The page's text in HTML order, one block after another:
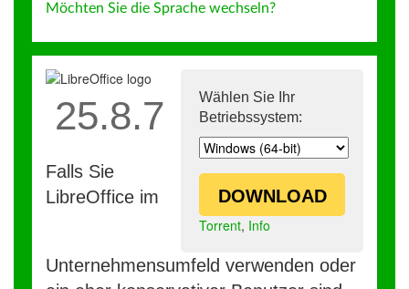
Möchten Sie die Sprache wechseln?
Wählen Sie Ihr
Betriebssystem:
DOWNLOAD
Torrent, Info
25.8.7
Falls Sie
LibreOffice im
Unternehmensumfeld verwenden oder